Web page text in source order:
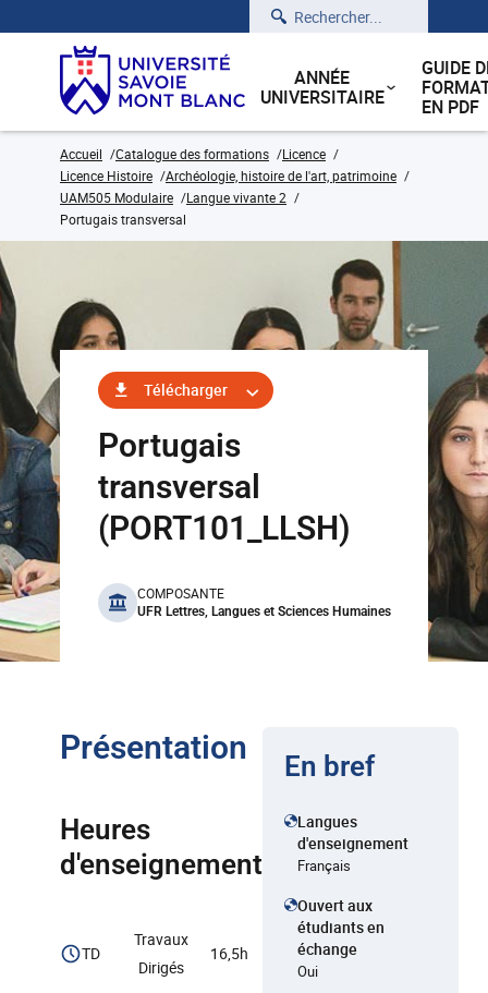
Rechercher
ANNÉE
UNIVERSITAIRE
GUIDE
EN PDF
Accueil Catalogue des formations
Licence
Licence Histoire
Archéologie, histoire de l'art, patrimoine
UAM505 Modulaire
Langue vivante 2
Portugais transversal
Télécharger
Portugais
transversal
(PORT101_LLSH)
benefits
COMPOSANTE
UFR Lettres, Langues et Sciences Humaines
Présentation
Heures
d'enseignement
TD
Travaux
Dirigés
16,5h
En bref
Langues
d'enseignement
Français
Ouvert aux
étudiants en
échange
Oui